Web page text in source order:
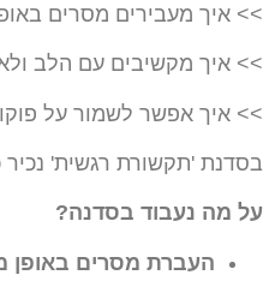
>> איך מעבירים מסרים
>> איך מקשיבים עם הלב
>> איך אפשר לשמור על
בסדנת 'תקשורת רגשית' נכיר
על מה נעבוד בסדנה?
העברת מסרים באופן